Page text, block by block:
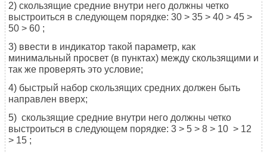
2) скользящие средние внутри него должны четко
выстроиться в следующем порядке: 30 > 35 > 40 > 45 >
50 > 60 ;
3) ввести в индикатор такой параметр, как
минимальный просвет (в пунктах) между скользящими и
так же проверять это условие;
4) быстрый набор скользящих средних должен быть
направлен вверх;
5) скользящие средние внутри него должны четко
выстроиться в следующем порядке: 3 > 5 > 8 > 10 > 12
> 15 ;